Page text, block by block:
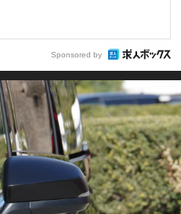
Sponsored by